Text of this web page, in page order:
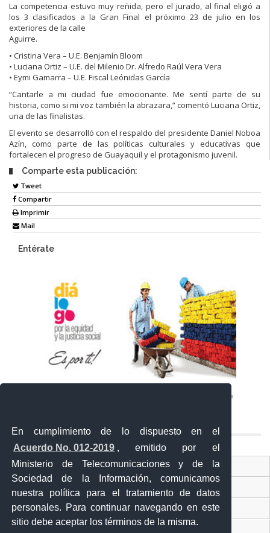
En cumplimiento de lo dispuesto en el
Acuerdo No. 012-2019 , emitido por el
Ministerio de Telecomunicaciones y de la
Sociedad de la Información, comunicamos
nuestra política para el tratamiento de datos
personales. Para continuar navegando en este
sitio debe aceptar los términos de la misma.
La competencia estuvo muy reñida, pero el jurado, al final eligió a
los 3 clasificados a la Gran Final el próximo 23 de julio en los
exteriores de la calle
Aguirre.
• Cristina Vera – U.E. Benjamín Bloom
• Luciana Ortiz – U.E. del Milenio Dr. Alfredo Raúl Vera Vera
• Eymi Gamarra – U.E. Fiscal Leónidas García
“Cantarle a mi ciudad fue emocionante. Me sentí parte de su
historia, como si mi voz también la abrazara,” comentó Luciana Ortiz,
una de las finalistas.
El evento se desarrolló con el respaldo del presidente Daniel Noboa
Azín, como parte de las políticas culturales y educativas que
fortalecen el progreso de Guayaquil y el protagonismo juvenil.
Comparte esta publicación:
Tweet
Compartir
Imprimir
Mail
Entérate
Ventanilla Única Virtual
Ventanilla Única de Comercio Exterior
Gobierno Abierto